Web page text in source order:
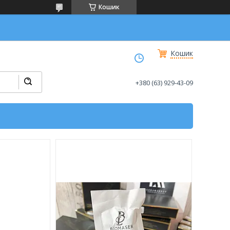
Кошик
Кошик
+380 (63) 929-43-09